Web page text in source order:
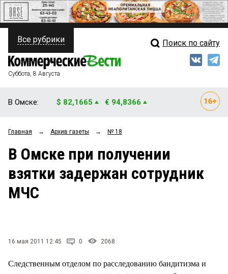
ПОЛИТИКА
ФИНАНСЫ
ОБЩЕСТВО
ЗАКОН
НОВОСТИ КОМПАНИЙ
Свежий выпуск
Рейтинги
Блоги
Все рубрики Поиск по сайту
Суббота, 8 Августа
В Омске: $ 82,1665 € 94,8366
Главная → Архив газеты → № 18
В Омске при получении
взятки задержан сотрудник
МЧС
16 мая 2011 12:45 0 2068
Следственным отделом по расследованию бандитизма и